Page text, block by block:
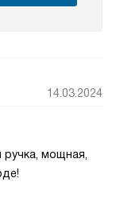
14.03.2024
мощная,